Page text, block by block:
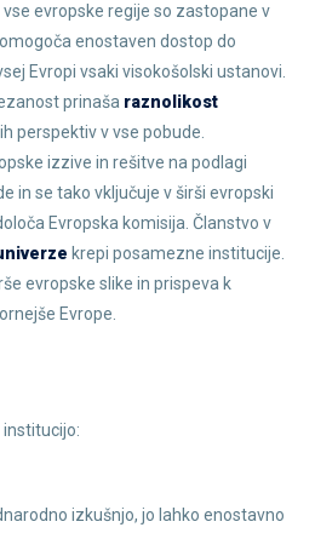
vse evropske regije so zastopane v
enostaven dostop do
Evropi vsaki visokošolski ustanovi.
prinaša raznolikost
perspektiv v vse pobude.
izzive in rešitve na podlagi
in se tako vključuje v širši evropski
Evropska komisija. Članstvo v
krepi posamezne institucije.
evropske slike in prispeva k
Evrope.
izkušnjo, jo lahko enostavno